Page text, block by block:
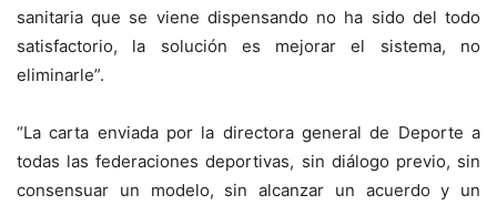
sanitaria que se viene dispensando no ha sido del todo
satisfactorio, la solución es mejorar el sistema, no
eliminarle”.
“La carta enviada por la directora general de Deporte a
todas las federaciones deportivas, sin diálogo previo, sin
consensuar un modelo, sin alcanzar un acuerdo y un